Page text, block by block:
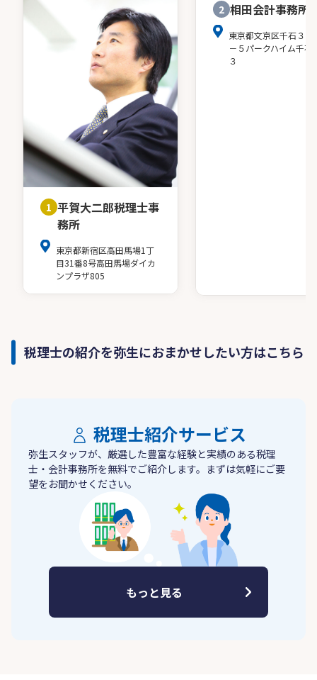
1 平賀大二郎税理士事
務所
東京都新宿区高田馬場1丁
目31番8号高田馬場ダイカ
ンプラザ805
2 相田会計事務所
東京都文京区千石３－
－５パークハイム千石
３
税理士の紹介を弥生におまかせしたい方はこちら
税理士紹介サービス
弥生スタッフが、厳選した豊富な経験と実績のある税理
士・会計事務所を無料でご紹介します。まずは気軽にご要
望をお聞かせください。
もっと見る